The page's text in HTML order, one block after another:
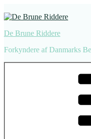
til
De Brune Riddere
Forkyndere af Danmarks